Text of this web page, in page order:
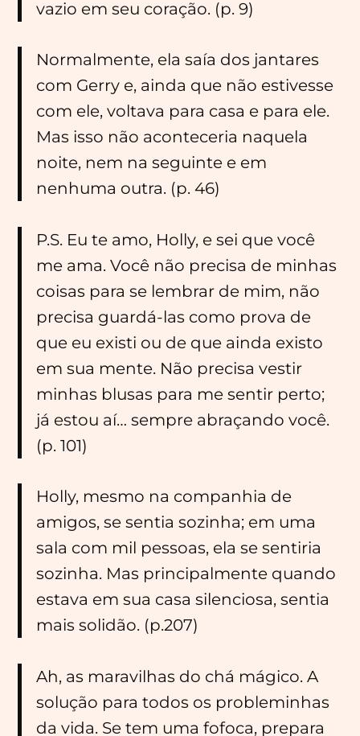
vazio em seu coração. (p. 9)
Normalmente, ela saía dos jantares
com Gerry e, ainda que não estivesse
com ele, voltava para casa e para ele.
Mas isso não aconteceria naquela
noite, nem na seguinte e em
nenhuma outra. (p. 46)
P.S. Eu te amo, Holly, e sei que você
me ama. Você não precisa de minhas
coisas para se lembrar de mim, não
precisa guardá-las como prova de
que eu existi ou de que ainda existo
em sua mente. Não precisa vestir
minhas blusas para me sentir perto;
já estou aí… sempre abraçando você.
(p. 101)
Holly, mesmo na companhia de
amigos, se sentia sozinha; em uma
sala com mil pessoas, ela se sentiria
sozinha. Mas principalmente quando
estava em sua casa silenciosa, sentia
mais solidão. (p.207)
Ah, as maravilhas do chá mágico. A
solução para todos os probleminhas
da vida. Se tem uma fofoca, prepara